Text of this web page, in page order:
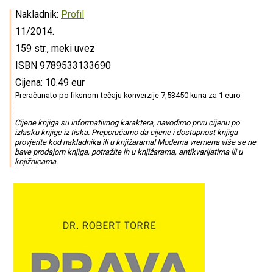
Nakladnik: Profil
11/2014.
159 str., meki uvez
ISBN 9789533133690
Cijena: 10.49 eur
Preračunato po fiksnom tečaju konverzije 7,53450 kuna za 1 euro
Cijene knjiga su informativnog karaktera, navodimo prvu cijenu po
izlasku knjige iz tiska. Preporučamo da cijene i dostupnost knjiga
provjerite kod nakladnika ili u knjižarama! Moderna vremena više se ne
bave prodajom knjiga, potražite ih u knjižarama, antikvarijatima ili u
knjižnicama.